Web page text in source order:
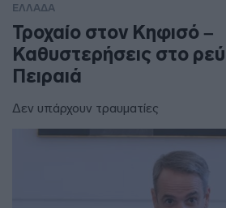
ΕΛΛΑΔΑ
Τροχαίο στον Κηφισό –
Καθυστερήσεις στο
Πειραιά
Δεν υπάρχουν τραυματίες